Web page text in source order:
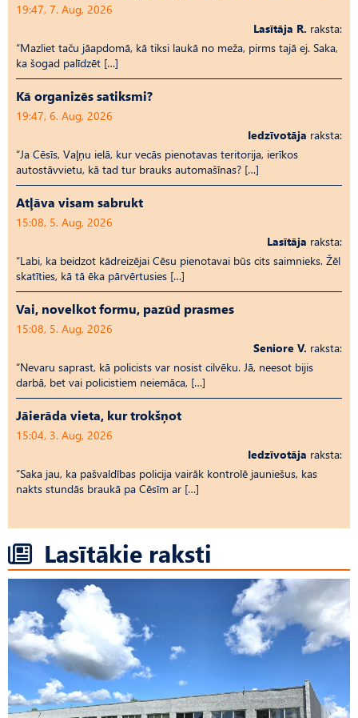
19:47, 7. Aug, 2026
Lasītāja R. raksta:
“Mazliet taču jāapdomā, kā tiksi laukā no meža, pirms tajā ej. Saka,
ka šogad palīdzēt […]
Kā organizēs satiksmi?
19:47, 6. Aug, 2026
Iedzīvotāja raksta:
“Ja Cēsīs, Vaļņu ielā, kur vecās pienotavas teritorija, ierīkos
autostāvvietu, kā tad tur brauks automašīnas? […]
Atļāva visam sabrukt
15:08, 5. Aug, 2026
Lasītāja raksta:
“Labi, ka beidzot kādreizējai Cēsu pienotavai būs cits saimnieks. Žēl
skatīties, kā tā ēka pārvērtusies […]
Vai, novelkot formu, pazūd prasmes
15:08, 5. Aug, 2026
Seniore V. raksta:
“Nevaru saprast, kā policists var nosist cilvēku. Jā, neesot bijis
darbā, bet vai policistiem neiemāca, […]
Jāierāda vieta, kur trokšņot
15:04, 3. Aug, 2026
Iedzīvotāja raksta:
“Saka jau, ka pašvaldības policija vairāk kontrolē jauniešus, kas
nakts stundās braukā pa Cēsīm ar […]
Lasītākie raksti